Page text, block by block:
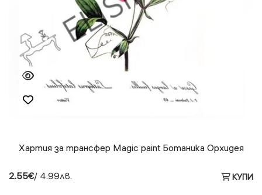
Хартия за трансфер Magic paint Ботаника Орхидея
2.55€/ 4.99лв. КУПИ